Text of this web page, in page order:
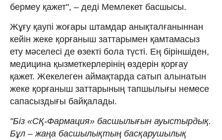
бермеу қажет", – деді Мемлекет басшысы.
Жұғу қаупі жоғары штамдар анықталғаныннан
кейін жеке қорғаныш заттарымен қамтамасыз
ету мәселесі де өзекті бола түсті. Ең біріншіден,
медицина қызметкерлерінің өздерін қорғау
қажет. Жекелеген аймақтарда сатып алынатын
жеке қорғаныш заттарының тапшылығы немесе
сапасыздығы байқалады.
"Біз «СҚ-Фармация» басшылығын ауыстырдық.
Бұл – жаңа басшылықтың басқарушылық